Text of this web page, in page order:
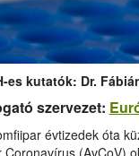
es kutatók: Dr.
szervezet:
évtizedek óta